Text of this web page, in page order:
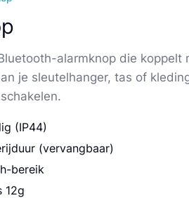
alarmknop die koppelt
je sleutelhanger, tas of
(IP44)
(vervangbaar)
bereik
12g